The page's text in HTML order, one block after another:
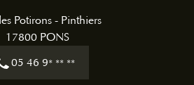
Potirons - Pinthiers
17800 PONS
05 46 9* ** **